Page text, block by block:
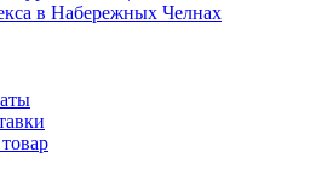
в Набережных Челнах